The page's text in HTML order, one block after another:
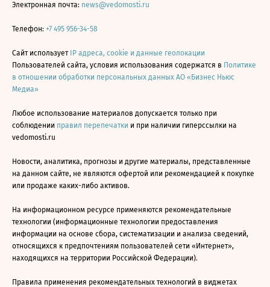
Электронная почта: news@vedomosti.ru
Телефон: +7 495 956-34-58
Сайт использует IP адреса, cookie и данные геолокации
Пользователей сайта, условия использования содержатся в Политике
в отношении обработки персональных данных АО «Бизнес Ньюс
Медиа»
Любое использование материалов допускается только при
соблюдении правил перепечатки и при наличии гиперссылки на
vedomosti.ru
Новости, аналитика, прогнозы и другие материалы, представленные
на данном сайте, не являются офертой или рекомендацией к покупке
или продаже каких-либо активов.
На информационном ресурсе применяются рекомендательные
технологии (информационные технологии предоставления
информации на основе сбора, систематизации и анализа сведений,
относящихся к предпочтениям пользователей сети «Интернет»,
находящихся на территории Российской Федерации).
Правила применения рекомендательных технологий в виджетах